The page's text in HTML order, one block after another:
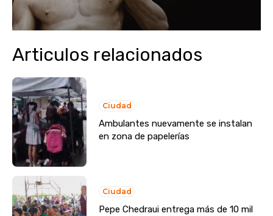
Articulos relacionados
Ciudad
Ambulantes nuevamente se instalan
en zona de papelerías
Ciudad
Pepe Chedraui entrega más de 10 mil